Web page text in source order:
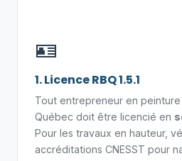
🪪
1. Licence RBQ 1.5.1
Tout entrepreneur en peinture
Québec doit être licencié en
Pour les travaux en hauteur,
accréditations CNESST pour